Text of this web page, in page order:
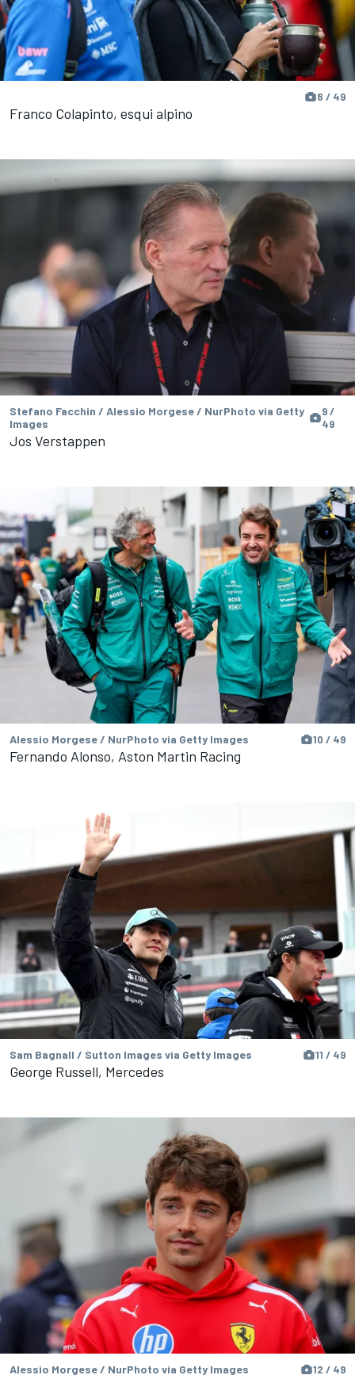
8 / 49
Franco Colapinto, esqui alpino
Stefano Facchin / Alessio Morgese / NurPhoto via Getty
Images
9 /
49
Jos Verstappen
Alessio Morgese / NurPhoto via Getty Images 10 / 49
Fernando Alonso, Aston Martin Racing
Sam Bagnall / Sutton Images via Getty Images 11 / 49
George Russell, Mercedes
Alessio Morgese / NurPhoto via Getty Images 12 / 49